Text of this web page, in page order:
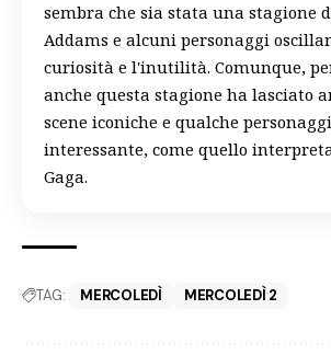
sembra che sia stata una stagione
Addams e alcuni personaggi
curiosità e l'inutilità. Comunque,
anche questa stagione ha lasciato
scene iconiche e qualche
interessante, come quello
Gaga.
TAG: MERCOLEDÌ MERCOLEDÌ 2